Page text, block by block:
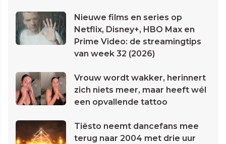
Nieuwe films en series op
Netflix, Disney+, HBO Max en
Prime Video: de streamingtips
van week 32 (2026)
Vrouw wordt wakker, herinnert
zich niets meer, maar heeft wél
een opvallende tattoo
Tiësto neemt dancefans mee
terug naar 2004 met drie uur